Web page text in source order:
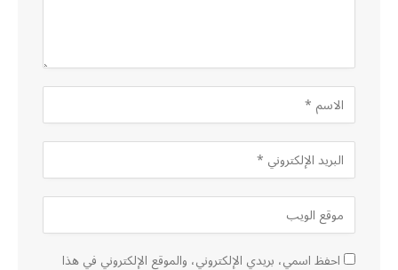
احفظ اسمي، بريدي الإلكتروني، والموقع الإلكتروني في هذا